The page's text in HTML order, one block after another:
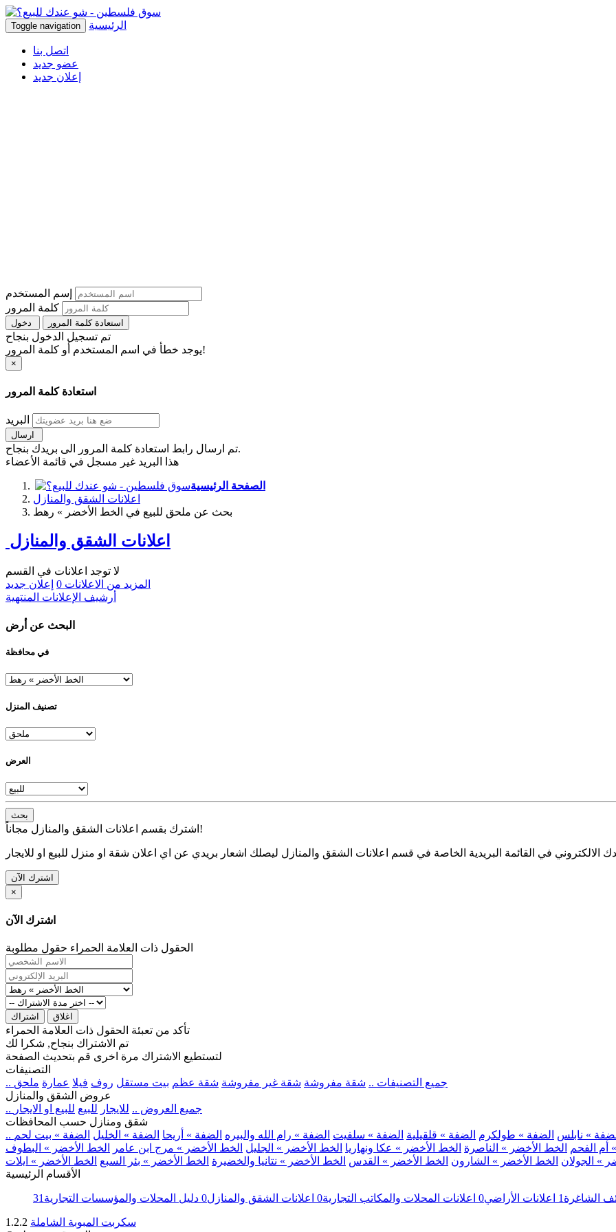
Toggle navigation الرئيسية
اتصل بنا
عضو جديد
إعلان جديد
إسم المستخدم
كلمة المرور
استعادة كلمة المرور
تم تسجيل الدخول بنجاح
يوجد خطأ في اسم المستخدم أو كلمة المرور!
×
استعادة كلمة المرور
البريد
تم ارسال رابط استعادة كلمة المرور الى بريدك بنجاح.
هذا البريد غير مسجل في قائمة الأعضاء
الصفحة الرئيسية
اعلانات الشقق والمنازل
بحث عن ملحق للبيع في الخط الأخضر » رهط
اعلانات الشقق والمنازل
لا توجد اعلانات في القسم
المزيد من الاعلانات 0 إعلان جديد
أرشيف الإعلانات المنتهية
البحث عن أرض
في محافظة
تصنيف المنزل
العرض
بحث
اشترك بقسم اعلانات الشقق والمنازل مجاناً!
الالكتروني في القائمة البريدية الخاصة في قسم اعلانات الشقق والمنازل ليصلك اشعار بريدي عن اي اعلان شقة او منزل للبيع او للايجار
اشترك الآن
×
اشترك الآن
الحقول ذات العلامة الحمراء حقول مطلوبة
اشتراك اغلاق
تأكد من تعبئة الحقول ذات العلامة الحمراء
تم الاشتراك بنجاح, شكرا لك
لتستطيع الاشتراك مرة اخرى قم بتحديث الصفحة
التصنيفات
.. جميع التصنيفات .. شقة مفروشة شقة غير مفروشة شقة عظم بيت مستقل روف فيلا عمارة ملحق
عروض الشقق والمنازل
.. جميع العروض .. للايجار للبيع للبيع او الايجار
شقق ومنازل حسب المحافظات
» نابلس الضفة » طولكرم الضفة » قلقيلية الضفة » سلفيت الضفة » رام الله والبيره الضفة » أريحا الضفة » الخليل الضفة » بيت لحم
أم الفحم الخط الأخضر » الناصرة الخط الأخضر » عكا ونهاريا الخط الأخضر » الجليل الخط الأخضر » مرج ابن عامر
الخط الأخضر » البطوف
» الجولان الخط الأخضر » الشارون الخط الأخضر » القدس الخط الأخضر » نتانيا والخضيرة الخط الأخضر » بئر السبع الخط الأخضر » ايلات
الأقسام الرئيسية
الشاغرة 1 اعلانات الأراضي0 اعلانات المحلات والمكاتب التجارية0 اعلانات الشقق والمنازل0 دليل المحلات والمؤسسات التجارية 31
سكربت المبوبة الشاملة